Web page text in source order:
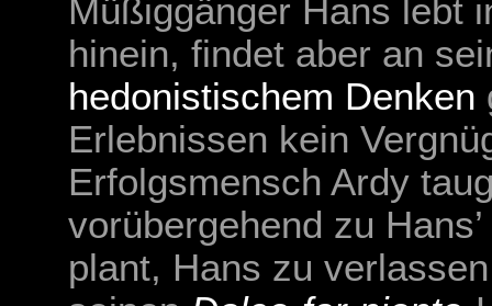
Müßiggänger Hans lebt
hinein, findet aber an
hedonistischem Denken
Erlebnissen kein
Erfolgsmensch Ardy
vorübergehend zu
plant, Hans zu